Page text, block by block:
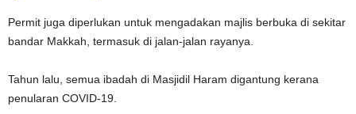
Permit juga diperlukan untuk mengadakan majlis berbuka di sekitar
bandar Makkah, termasuk di jalan-jalan rayanya.
Tahun lalu, semua ibadah di Masjidil Haram digantung kerana
penularan COVID-19.